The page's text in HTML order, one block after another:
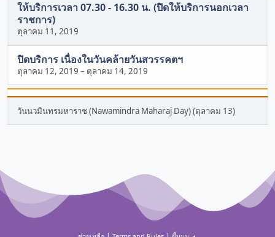
ให้บริการเวลา 07.30 - 16.30 น. (ปิดให้บริการนอกเวลา
ราชการ)
ตุลาคม 11, 2019
ปิดบริการ เนื่องในวันคล้ายวันสวรรคตฯ
ตุลาคม 12, 2019 – ตุลาคม 14, 2019
วันนวมินทรมหาราช (Nawamindra Maharaj Day) (ตุลาคม 13)